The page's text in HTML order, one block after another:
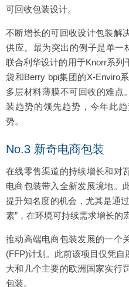
可回收包装设计。
不断增长的可回收设计包装解
供应。最为突出的例子是单一
联合利华设计的用于Knorr系列
袋和Berry bpi集团的X-Enviro
多层材料薄膜不可回收的难点
装趋势的领先趋势，今年此
势。
No.3 新奇电商包装
在线零售渠道的持续增长和对
电商包装带入全新发展境地。
提升知名度的机会，尤其是通
素”，在环境可持续需求增长的
推动高端电商包装发展的一个
(FFP)计划。此前该项目仅凭
大和几个主要的欧洲国家实行
包装。